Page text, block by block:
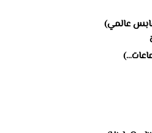
عالمي)